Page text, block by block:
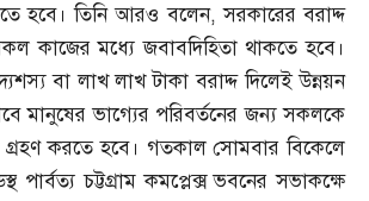
হবে। তিনি আরও বলেন,সরকারের বরাদ্দ
কাজের মধ্যে জবাবদিহিতা থাকতে হবে।
বা লাখ লাখ টাকা বরাদ্দ দিলেই উন্নয়ন
মানুষের ভাগ্যের পরিবর্তনের জন্য সকলকে
গ্রহণ করতে হবে। গতকাল সোমবার বিকেলে
পার্বত্য চট্টগ্রাম কমপ্লেক্স ভবনের সভাকক্ষে